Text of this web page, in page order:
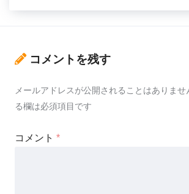
コメントを残す
メールアドレスが公開されることはありませ
る欄は必須項目です
コメント *